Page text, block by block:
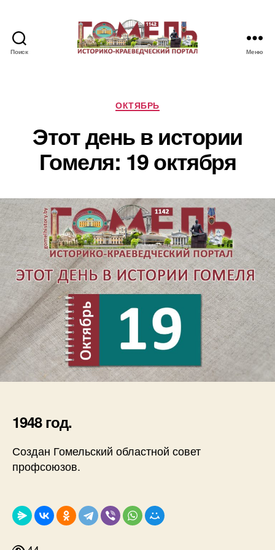
Поиск
даты
Гомеля
Меню
Рубрики
ОКТЯБРЬ
Этот день в истории
Гомеля: 19 октября
1948 год.
Создан Гомельский областной совет
профсоюзов.